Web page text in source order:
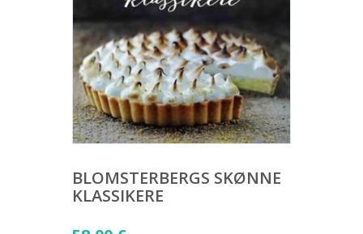
BLOMSTERBERGS SKØNNE
KLASSIKERE